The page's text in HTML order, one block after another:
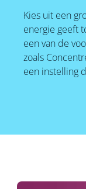
Kies uit een
energie geeft
een van de
zoals
een instelling